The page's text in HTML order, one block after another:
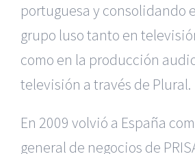
portuguesa y consolidando
grupo luso tanto en
como en la producción
televisión a través de Plural.
En 2009 volvió a España
general de negocios de